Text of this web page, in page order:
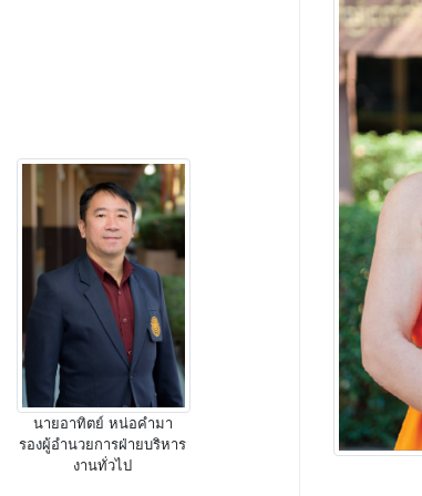
นายอาทิตย์ หน่อคำมา
รองผู้อำนวยการฝ่ายบริหาร
งานทั่วไป